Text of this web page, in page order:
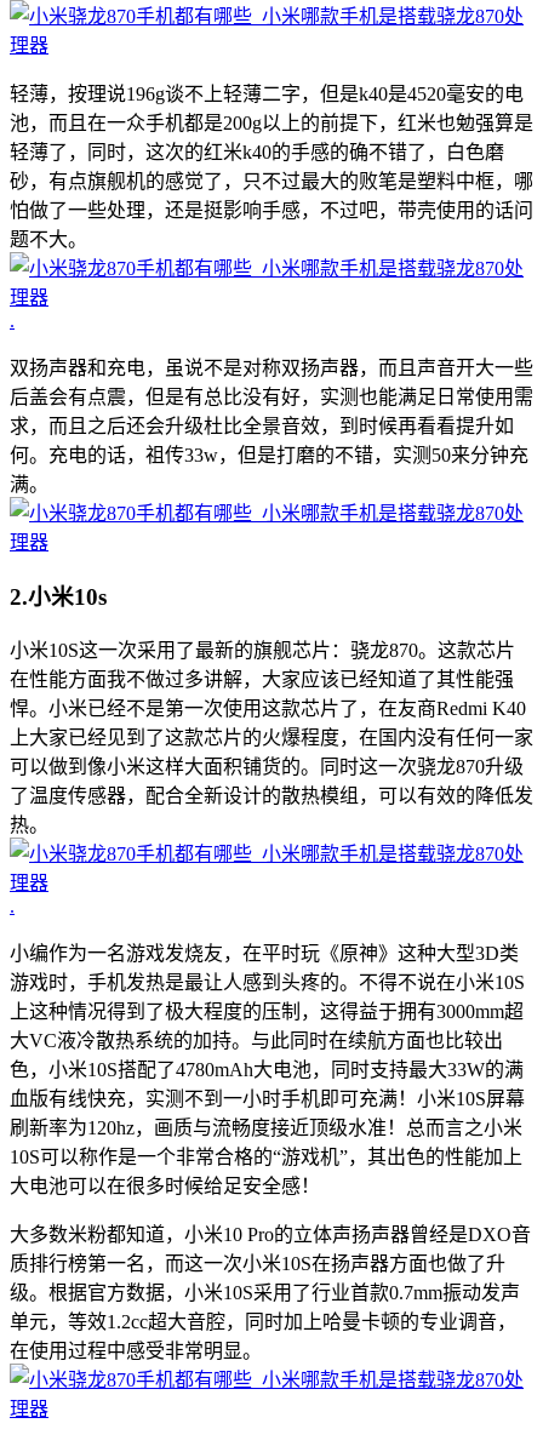
轻薄，按理说196g谈不上轻薄二字，但是k40是4520毫安的电
池，而且在一众手机都是200g以上的前提下，红米也勉强算是
轻薄了，同时，这次的红米k40的手感的确不错了，白色磨
砂，有点旗舰机的感觉了，只不过最大的败笔是塑料中框，哪
怕做了一些处理，还是挺影响手感，不过吧，带壳使用的话问
题不大。
.
双扬声器和充电，虽说不是对称双扬声器，而且声音开大一些
后盖会有点震，但是有总比没有好，实测也能满足日常使用需
求，而且之后还会升级杜比全景音效，到时候再看看提升如
何。充电的话，祖传33w，但是打磨的不错，实测50来分钟充
满。
2.小米10s
小米10S这一次采用了最新的旗舰芯片：骁龙870。这款芯片
在性能方面我不做过多讲解，大家应该已经知道了其性能强
悍。小米已经不是第一次使用这款芯片了，在友商Redmi K40
上大家已经见到了这款芯片的火爆程度，在国内没有任何一家
可以做到像小米这样大面积铺货的。同时这一次骁龙870升级
了温度传感器，配合全新设计的散热模组，可以有效的降低发
热。
.
小编作为一名游戏发烧友，在平时玩《原神》这种大型3D类
游戏时，手机发热是最让人感到头疼的。不得不说在小米10S
上这种情况得到了极大程度的压制，这得益于拥有3000mm超
大VC液冷散热系统的加持。与此同时在续航方面也比较出
色，小米10S搭配了4780mAh大电池，同时支持最大33W的满
血版有线快充，实测不到一小时手机即可充满！小米10S屏幕
刷新率为120hz，画质与流畅度接近顶级水准！总而言之小米
10S可以称作是一个非常合格的“游戏机”，其出色的性能加上
大电池可以在很多时候给足安全感！
大多数米粉都知道，小米10 Pro的立体声扬声器曾经是DXO音
质排行榜第一名，而这一次小米10S在扬声器方面也做了升
级。根据官方数据，小米10S采用了行业首款0.7mm振动发声
单元，等效1.2cc超大音腔，同时加上哈曼卡顿的专业调音，
在使用过程中感受非常明显。